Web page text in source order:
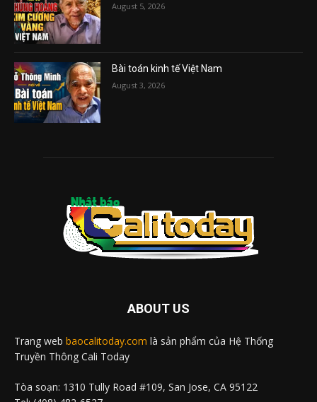
August 5, 2026
Bài toán kinh tế Việt Nam
August 3, 2026
ABOUT US
Trang web baocalitoday.com là sản phẩm của Hệ Thống
Truyền Thông Cali Today
Tòa soạn: 1310 Tully Road #109, San Jose, CA 95122